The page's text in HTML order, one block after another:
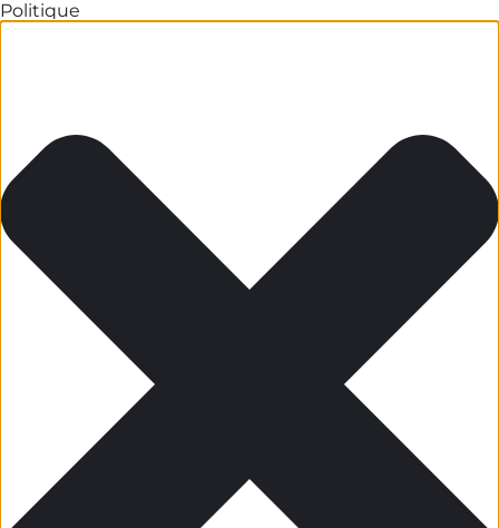
Politique